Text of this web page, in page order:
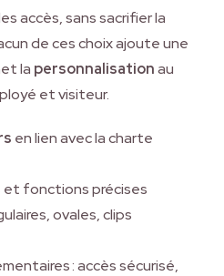
accès, sans sacrifier la
de ces choix ajoute une
la personnalisationau
et visiteur.
en lien avec la charte
fonctions précises
ovales, clips
: accès sécurisé,